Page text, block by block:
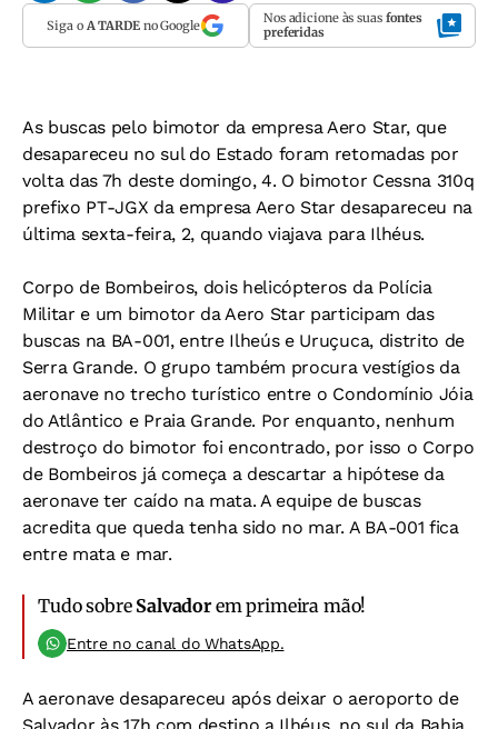
Siga o A TARDEno Google Nos adicione às suas fontes
preferidas
As buscas pelo bimotor da empresa Aero Star, que
desapareceu no sul do Estado foram retomadas por
volta das 7h deste domingo, 4. O bimotor Cessna 310q
prefixo PT-JGX da empresa Aero Star desapareceu na
última sexta-feira, 2, quando viajava para Ilhéus.
Corpo de Bombeiros, dois helicópteros da Polícia
Militar e um bimotor da Aero Star participam das
buscas na BA-001, entre Ilheús e Uruçuca, distrito de
Serra Grande. O grupo também procura vestígios da
aeronave no trecho turístico entre o Condomínio Jóia
do Atlântico e Praia Grande. Por enquanto, nenhum
destroço do bimotor foi encontrado, por isso o Corpo
de Bombeiros já começa a descartar a hipótese da
aeronave ter caído na mata. A equipe de buscas
acredita que queda tenha sido no mar. A BA-001 fica
entre mata e mar.
Tudo sobre Salvadorem primeira mão!
Entre no canal do WhatsApp.
A aeronave desapareceu após deixar o aeroporto de